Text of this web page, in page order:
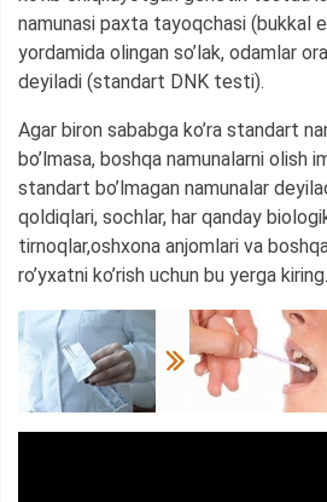
namunasi paxta tayoqchasi (bukkal
yordamida olingan so’lak, odamlar
deyiladi (standart DNK testi).
Agar biron sababga ko’ra standart
bo’lmasa, boshqa namunalarni olish
standart bo’lmagan namunalar
qoldiqlari, sochlar, har qanday
tirnoqlar,oshxona anjomlari va
ro’yxatni ko’rish uchun bu yerga kiring.